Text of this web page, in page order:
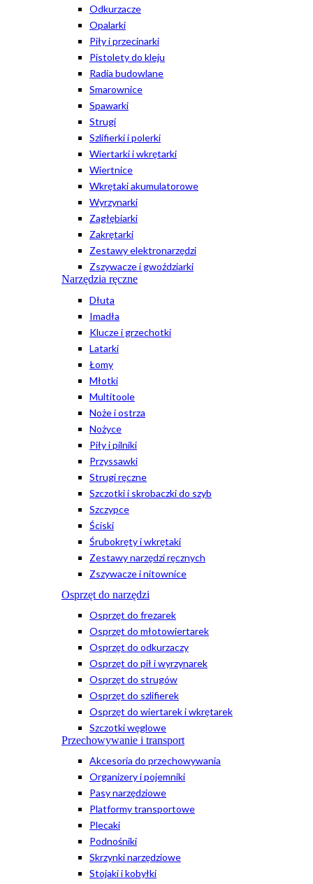
Odkurzacze
Opalarki
Piły i przecinarki
Pistolety do kleju
Radia budowlane
Smarownice
Spawarki
Strugi
Szlifierki i polerki
Wiertarki i wkrętarki
Wiertnice
Wkrętaki akumulatorowe
Wyrzynarki
Zagłębiarki
Zakrętarki
Zestawy elektronarzędzi
Zszywacze i gwoździarki
Narzędzia ręczne
Dłuta
Imadła
Klucze i grzechotki
Latarki
Łomy
Młotki
Multitoole
Noże i ostrza
Nożyce
Piły i pilniki
Przyssawki
Strugi ręczne
Szczotki i skrobaczki do szyb
Szczypce
Ściski
Śrubokręty i wkrętaki
Zestawy narzędzi ręcznych
Zszywacze i nitownice
Osprzęt do narzędzi
Osprzęt do frezarek
Osprzęt do młotowiertarek
Osprzęt do odkurzaczy
Osprzęt do pił i wyrzynarek
Osprzęt do strugów
Osprzęt do szlifierek
Osprzęt do wiertarek i wkrętarek
Szczotki węglowe
Przechowywanie i transport
Akcesoria do przechowywania
Organizery i pojemniki
Pasy narzędziowe
Platformy transportowe
Plecaki
Podnośniki
Skrzynki narzędziowe
Stojaki i kobyłki